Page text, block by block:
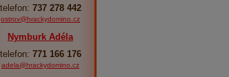
telefon: 737 278 442
ostrov@hrackydomino.cz
Nymburk Adéla
telefon: 771 166 176
adela@hrackydomino.cz